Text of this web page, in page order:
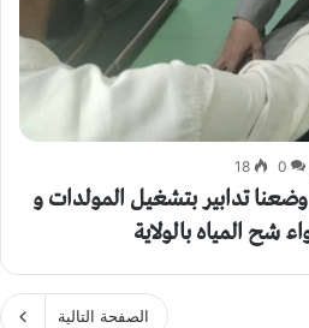
0
18
تدابير بتشغيل المولدات و
شح المياه بالولاية
الصفحة التالية